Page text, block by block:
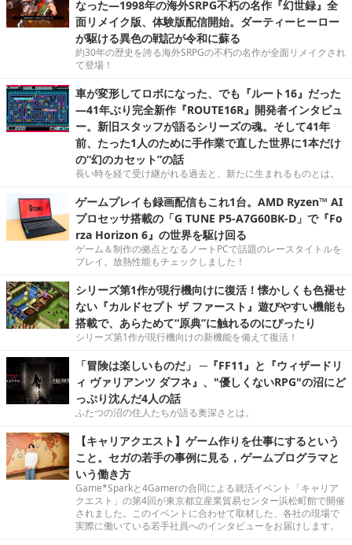
なった―1998年の海外SRPG不朽の名作『幻世録』全
面リメイク版、体験版配信開始。ダーティーヒーロー
が駆ける異色の戦記が令和に蘇る
約30年の歴史を誇る海外SRPGの不朽の名作が全面リメイクされ
て登場！
車が変形してロボになった、でも『ルート16』だった
―41年ぶり完全新作『ROUTE16R』開発者インタビュ
ー。新旧スタッフが語るシリーズの魂。そして41年
前、たった1人のために手作業で直した世界に1本だけ
の“幻のカセット”の話
長い時を経て受け継がれる過去と、新たに生まれるものとは。
ゲームプレイも録画配信もこれ1台。AMD Ryzen™ AI
プロセッサ搭載の「G TUNE P5-A7G60BK-D」で『Fo
rza Horizon 6』の世界を駆け回る
ゲーム＆制作の拠点となるノートPCで話題のレースタイトルを
プレイ。放熱性能もチェックしました！
シリーズ第1作が現行機向けに復活！懐かしくも色褪せ
ない『カルドセプト ザ ファースト』遊びやすい機能も
搭載で、あらためて“原典”に触れるのにぴったり
シリーズ第1作が現行機向けの新機能を備えて復活！
「冒険は楽しいものだ」 ─『FF11』と『ウィザードリ
ィ ヴァリアンツ ダフネ』、"優しくないRPG"の沼にど
っぷり沈んだ4人の話
ふたつの沼の住人たちが語る奥深さとは。
【キャリアクエスト】ゲーム作りを仕事にするという
こと。セガの若手の事例に見る，ゲームプログラマと
いう働き方
Game*Sparkと4Gamerの合同による就活イベント「キャリア
クエスト」の第4回が東京都立産業貿易センター浜松町館で開催
されました。このイベントに合わせて取材した、各社の現場で
実際に働いている若手社員へのインタビューをお届けします。